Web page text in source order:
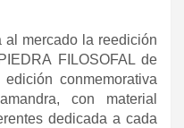
mercado la reedición
FILOSOFAL de
conmemorativa
con material
dedicada a cada